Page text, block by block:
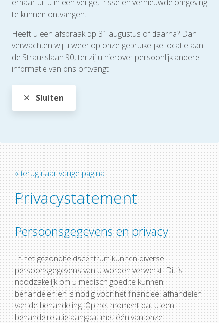
ernaar uit u in een veilige, frisse en vernieuwde omgeving
te kunnen ontvangen.
Heeft u een afspraak op 31 augustus of daarna? Dan
verwachten wij u weer op onze gebruikelijke locatie aan
de Strausslaan 90, tenzij u hierover persoonlijk andere
informatie van ons ontvangt.
Sluiten
« terug naar vorige pagina
Privacystatement
Persoonsgegevens en privacy
In het gezondheidscentrum kunnen diverse
persoonsgegevens van u worden verwerkt. Dit is
noodzakelijk om u medisch goed te kunnen
behandelen en is nodig voor het financieel afhandelen
van de behandeling. Op het moment dat u een
behandelrelatie aangaat met één van onze